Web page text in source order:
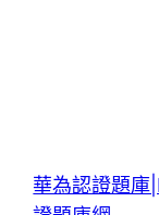
華為認證題庫